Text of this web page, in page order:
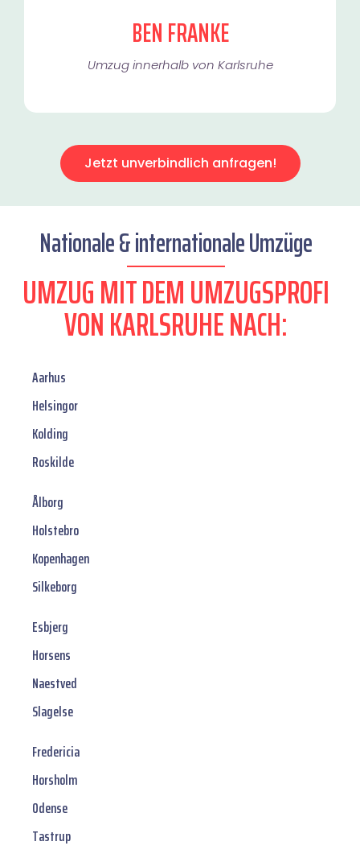
BEN FRANKE
Umzug innerhalb von Karlsruhe​
Jetzt unverbindlich anfragen!
Nationale & internationale Umzüge
UMZUG MIT DEM UMZUGSPROFI
VON KARLSRUHE NACH:
Aarhus
Helsingor
Kolding
Roskilde
Ålborg
Holstebro
Kopenhagen
Silkeborg
Esbjerg
Horsens
Naestved
Slagelse
Fredericia
Horsholm
Odense
Tastrup